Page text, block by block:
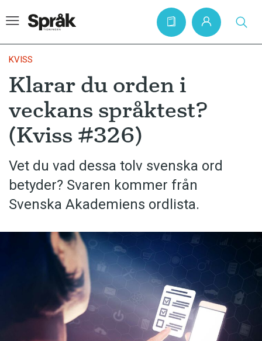
Hem
Artiklar
Krönikor
Språkfrågor
Skrivtips
Bokrecensioner
Podden
Anmäl till språkpolisen
Föreslå nyord
Annonsera
Prenumerera
KVISS
Klarar du orden i
veckans språktest?
(Kviss #326)
Vet du vad dessa tolv svenska ord
betyder? Svaren kommer från
Svenska Akademiens ordlista.